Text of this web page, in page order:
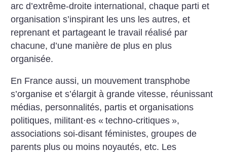
arc d’extrême-droite international, chaque parti et
organisation s’inspirant les uns les autres, et
reprenant et partageant le travail réalisé par
chacune, d’une manière de plus en plus
organisée.
En France aussi, un mouvement transphobe
s’organise et s’élargit à grande vitesse, réunissant
médias, personnalités, partis et organisations
politiques, militant·es « techno-critiques »,
associations soi-disant féministes, groupes de
parents plus ou moins noyautés, etc. Les